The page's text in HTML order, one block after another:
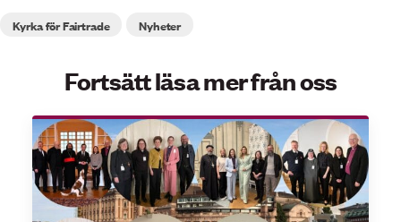
Kyrka för Fairtrade Nyheter
Fortsätt läsa mer från oss